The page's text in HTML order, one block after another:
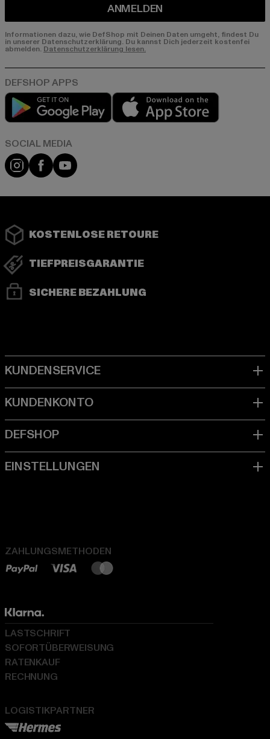
ANMELDEN
Informationen dazu, wie DefShop mit Deinen Daten umgeht, findest Du
in unserer Datenschutzerklärung. Du kannst Dich jederzeit kostenfei
abmelden. Datenschutzerklärung lesen.
Play market
Instagram
FacebookYouTube
KOSTENLOSE RETOURE
TIEFPREISGARANTIE
SICHERE BEZAHLUNG
ZAHLUNGSMETHODEN
LOGISTIKPARTNER
LASTSCHRIFT
SOFORTÜBERWEISUNG
RATENKAUF
RECHNUNG